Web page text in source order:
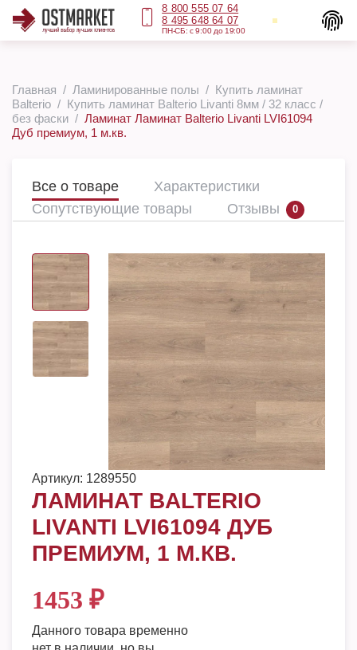
8 800 555 07 64
8 495 648 64 07
ПН-СБ: с 9:00 до 19:00
Главная Ламинированные полы
Купить ламинат
Balterio
Купить ламинат Balterio Livanti 8мм / 32 класс /
без фаски
Ламинат Ламинат Balterio Livanti LVI61094
Дуб премиум, 1 м.кв.
Все о товаре
Характеристики
Сопутствующие товары
Отзывы 0
Артикул: 1289550
ЛАМИНАТ BALTERIO
LIVANTI LVI61094 ДУБ
ПРЕМИУМ, 1 М.КВ.
1453 ₽
Данного товара временно